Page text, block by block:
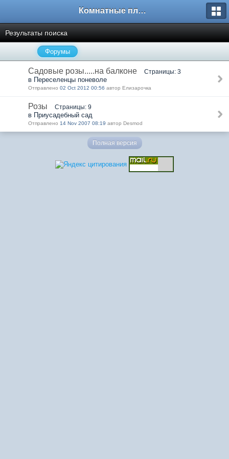
Комнатные плодовые экзоты
Результаты поиска
Форумы
Садовые розы.....на балконе Страницы: 3
в Переселенцы поневоле
Отправлено 02 Oct 2012 00:56 автор Елизарочка
Розы Страницы: 9
в Приусадебный сад
Отправлено 14 Nov 2007 08:19 автор Desmod
Полная версия